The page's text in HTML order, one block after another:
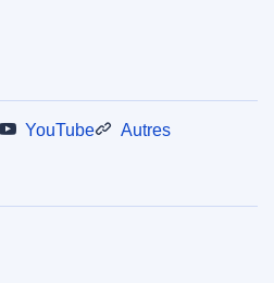
YouTube Autres